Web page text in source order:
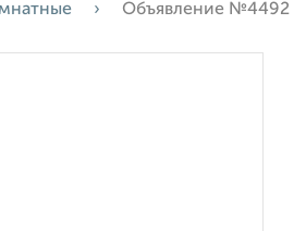
Объявление №4492